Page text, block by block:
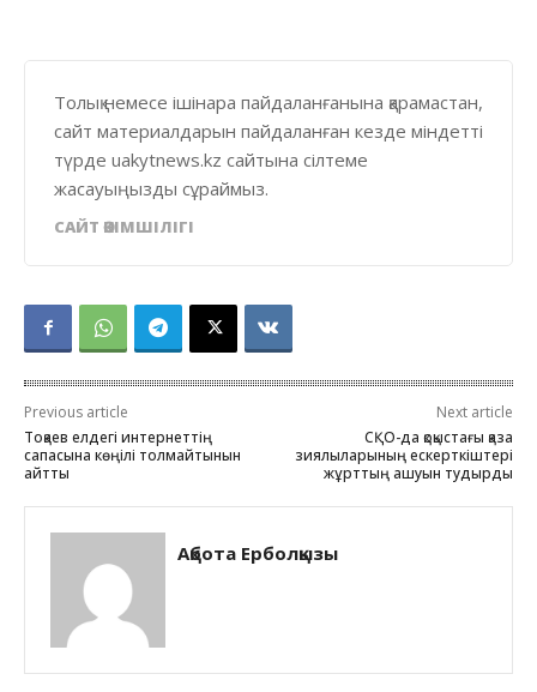
Толық немесе ішінара пайдаланғанына қарамастан,
сайт материалдарын пайдаланған кезде міндетті
түрде uakytnews.kz сайтына сілтеме
жасауыңызды сұраймыз.
САЙТ ӘКІМШІЛІГІ
Previous article
Тоқаев елдегі интернеттің
сапасына көңілі толмайтынын
айтты
Next article
СҚО-да қоқыстағы қазақ
зиялыларының ескерткіштері
жұрттың ашуын тудырды
Ақбота Ерболқызы